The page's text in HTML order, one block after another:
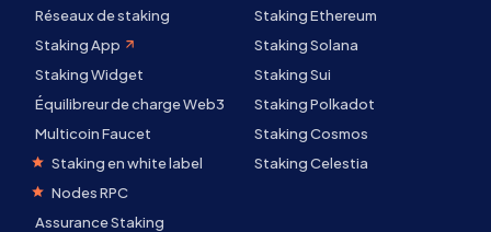
Réseaux de staking
Staking App
Staking Widget
Équilibreur de charge Web3
Multicoin Faucet
Staking en white label
Nodes RPC
Assurance Staking
Staking Ethereum
Staking Solana
Staking Sui
Staking Polkadot
Staking Cosmos
Staking Celestia